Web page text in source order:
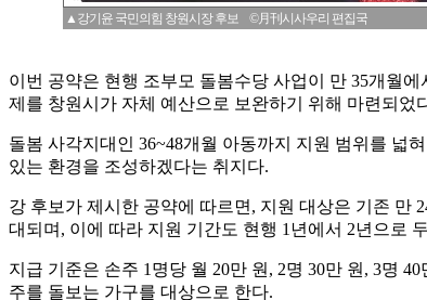
▲강기윤 국민의힘 창원시장 후보 ©月刊시사우리 편집국
이번 공약은 현행 조부모 돌봄수당 사업이 만 35개월
제를 창원시가 자체 예산으로 보완하기 위해 마련되었
돌봄 사각지대인 36~48개월 아동까지 지원 범위를 넓
있는 환경을 조성하겠다는 취지다.
강 후보가 제시한 공약에 따르면, 지원 대상은 기존 만
대되며, 이에 따라 지원 기간도 현행 1년에서 2년으로
지급 기준은 손주 1명당 월 20만 원, 2명 30만 원, 3명
주를 돌보는 가구를 대상으로 한다.